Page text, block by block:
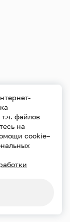
файлов
на
cookie–